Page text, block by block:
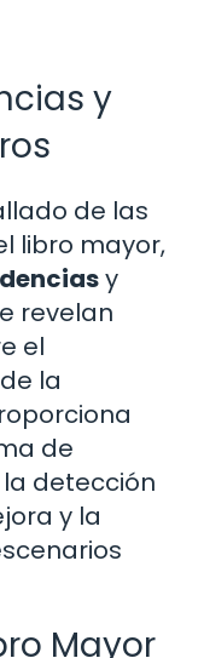
y
de las
libro mayor,
y
revelan
el
la
de
detección
y la
Mayor